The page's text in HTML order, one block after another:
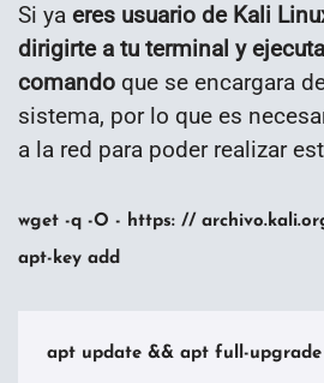
Si ya eres usuario de Kali
dirigirte a tu terminal y
comando que se encargara
sistema, por lo que es
a la red para poder realizar
wget -q -O - https: //
apt-key add
apt update && apt full-upgrade